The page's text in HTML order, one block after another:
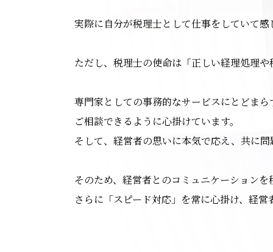
実際に自分が税理士として仕事をしていて
ただし、税理士の使命は「正しい経理処理
専門家としての事務的なサービスにとどま
ご相談できるように心掛けています。
そして、経営者の思いに本気で応え、共に
そのため、経営者とのコミュニケーション
さらに「スピード対応」を常に心掛け、経